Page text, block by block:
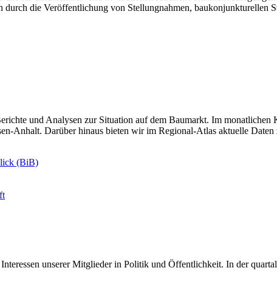
durch die Veröffentlichung von Stellungnahmen, baukonjunkturellen
und Analysen zur Situation auf dem Baumarkt. Im
Anhalt. Darüber hinaus bieten wir im Regional-Atlas aktuelle Daten
(BiB)
unserer Mitglieder in Politik und Öffentlichkeit. In der